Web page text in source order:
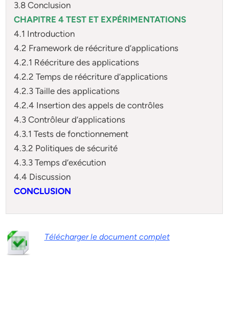
3.8 Conclusion
CHAPITRE 4 TEST ET EXPÉRIMENTATIONS
4.1 Introduction
4.2 Framework de réécriture d’applications
4.2.1 Réécriture des applications
4.2.2 Temps de réécriture d’applications
4.2.3 Taille des applications
4.2.4 Insertion des appels de contrôles
4.3 Contrôleur d’applications
4.3.1 Tests de fonctionnement
4.3.2 Politiques de sécurité
4.3.3 Temps d’exécution
4.4 Discussion
CONCLUSION
Télécharger le document complet